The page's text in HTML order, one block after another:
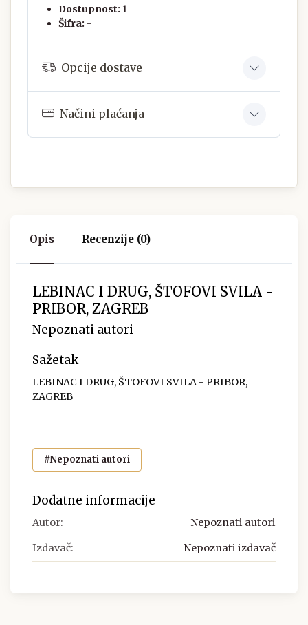
Dostupnost: 1
Šifra: -
Opcije dostave
Načini plaćanja
Opis Recenzije (0)
LEBINAC I DRUG, ŠTOFOVI SVILA -
PRIBOR, ZAGREB
Nepoznati autori
Sažetak
LEBINAC I DRUG, ŠTOFOVI SVILA - PRIBOR,
ZAGREB
#Nepoznati autori
Dodatne informacije
Autor: Nepoznati autori
Izdavač: Nepoznati izdavač